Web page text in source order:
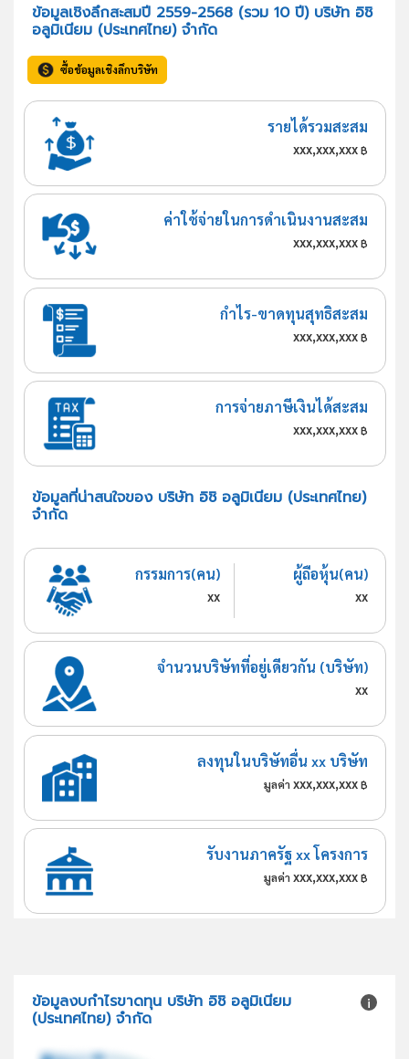
ข้อมูลเชิงลึกสะสมปี 2559-2568 (รวม 10 ปี) บริษัท อิชิ
อลูมิเนียม (ประเทศไทย) จำกัด
ซื้อข้อมูลเชิงลึกบริษัท
รายได้รวมสะสม
xxx,xxx,xxx฿
ค่าใช้จ่ายในการดำเนินงานสะสม
xxx,xxx,xxx฿
กำไร-ขาดทุนสุทธิสะสม
xxx,xxx,xxx฿
การจ่ายภาษีเงินได้สะสม
xxx,xxx,xxx฿
ข้อมูลที่น่าสนใจของ บริษัท อิชิ อลูมิเนียม (ประเทศไทย)
จำกัด
กรรมการ(คน)
xx
ผู้ถือหุ้น(คน)
xx
จำนวนบริษัทที่อยู่เดียวกัน (บริษัท)
xx
ลงทุนในบริษัทอื่น xx บริษัท
มูลค่า xxx,xxx,xxx ฿
รับงานภาครัฐ xx โครงการ
มูลค่า xxx,xxx,xxx ฿
ข้อมูลงบกำไรขาดทุน บริษัท อิชิ อลูมิเนียม
(ประเทศไทย) จำกัด